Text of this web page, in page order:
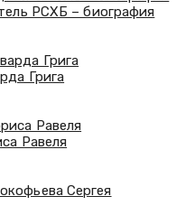
РСХБ – биография
Грига
Равеля